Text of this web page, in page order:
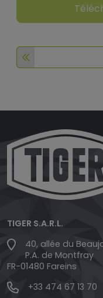
TIGER S.A.R.L.
40, allée du
P.A. de Montfray
FR-01480 Fareins
+33 474 67 13 70